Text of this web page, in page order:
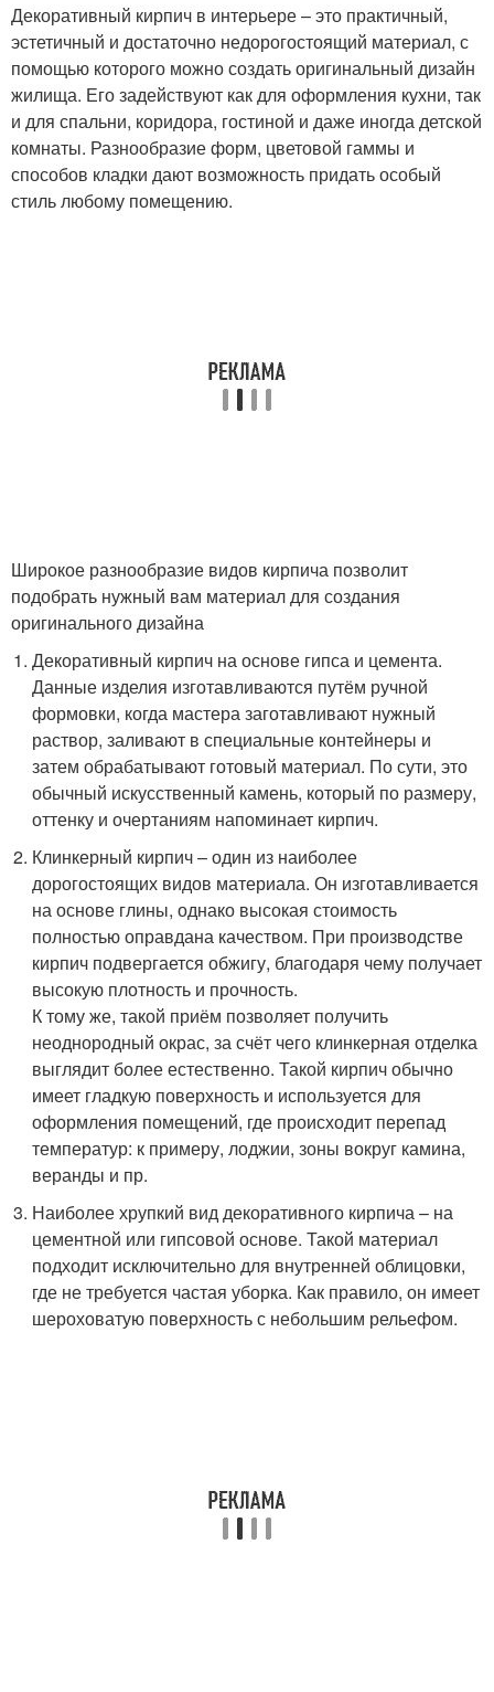
Декоративный кирпич в интерьере – это практичный,
эстетичный и достаточно недорогостоящий материал, с
помощью которого можно создать оригинальный дизайн
жилища. Его задействуют как для оформления кухни, так
и для спальни, коридора, гостиной и даже иногда детской
комнаты. Разнообразие форм, цветовой гаммы и
способов кладки дают возможность придать особый
стиль любому помещению.
Широкое разнообразие видов кирпича позволит
подобрать нужный вам материал для создания
оригинального дизайна
Декоративный кирпич на основе гипса и цемента.
Данные изделия изготавливаются путём ручной
формовки, когда мастера заготавливают нужный
раствор, заливают в специальные контейнеры и
затем обрабатывают готовый материал. По сути, это
обычный искусственный камень, который по размеру,
оттенку и очертаниям напоминает кирпич.
Клинкерный кирпич – один из наиболее
дорогостоящих видов материала. Он изготавливается
на основе глины, однако высокая стоимость
полностью оправдана качеством. При производстве
кирпич подвергается обжигу, благодаря чему получает
высокую плотность и прочность.
К тому же, такой приём позволяет получить
неоднородный окрас, за счёт чего клинкерная отделка
выглядит более естественно. Такой кирпич обычно
имеет гладкую поверхность и используется для
оформления помещений, где происходит перепад
температур: к примеру, лоджии, зоны вокруг камина,
веранды и пр.
Наиболее хрупкий вид декоративного кирпича – на
цементной или гипсовой основе. Такой материал
подходит исключительно для внутренней облицовки,
где не требуется частая уборка. Как правило, он имеет
шероховатую поверхность с небольшим рельефом.